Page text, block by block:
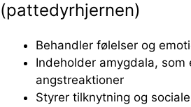
(pattedyrhjernen)
Behandler følelser og
Indeholder amygdala, som
angstreaktioner
Styrer tilknytning og